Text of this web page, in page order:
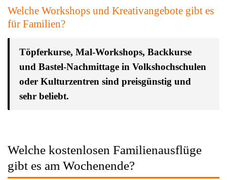
Welche Workshops und Kreativangebote gibt es
für Familien?
Töpferkurse, Mal-Workshops, Backkurse
und Bastel-Nachmittage in Volkshochschulen
oder Kulturzentren sind preisgünstig und
sehr beliebt.
Welche kostenlosen Familienausflüge
gibt es am Wochenende?